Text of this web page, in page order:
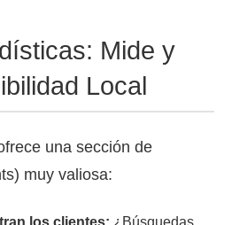
Mide y
Local
una sección de
muy valiosa:
los clientes: ¿Búsquedas